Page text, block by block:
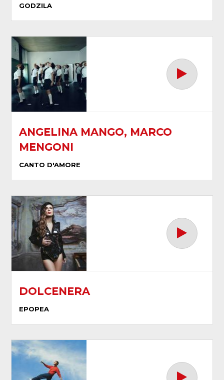
GODZILA
ANGELINA MANGO, MARCO
MENGONI
CANTO D'AMORE
DOLCENERA
EPOPEA